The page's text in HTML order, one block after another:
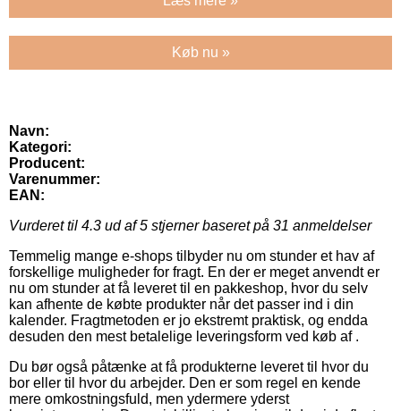
Køb nu »
Navn:
Kategori:
Producent:
Varenummer:
EAN:
Vurderet til 4.3 ud af 5 stjerner baseret på 31 anmeldelser
Temmelig mange e-shops tilbyder nu om stunder et hav af
forskellige muligheder for fragt. En der er meget anvendt er
nu om stunder at få leveret til en pakkeshop, hvor du selv
kan afhente de købte produkter når det passer ind i din
kalender. Fragtmetoden er jo ekstremt praktisk, og endda
desuden den mest betalelige leveringsform ved køb af .
Du bør også påtænke at få produkterne leveret til hvor du
bor eller til hvor du arbejder. Den er som regel en kende
mere omkostningsfuld, men ydermere yderst